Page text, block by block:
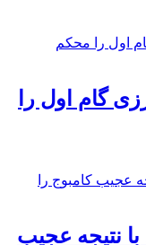
گام اول را
با نتیجه عجیب